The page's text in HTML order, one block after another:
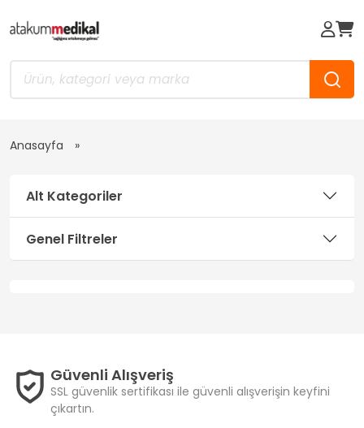
Anasayfa
Alt Kategoriler
Genel Filtreler
Güvenli Alışveriş
SSL güvenlik sertifikası ile güvenli alışverişin keyfini
çıkartın.